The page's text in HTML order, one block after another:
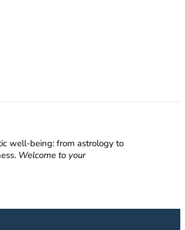
well-being: from astrology to
Welcome to your